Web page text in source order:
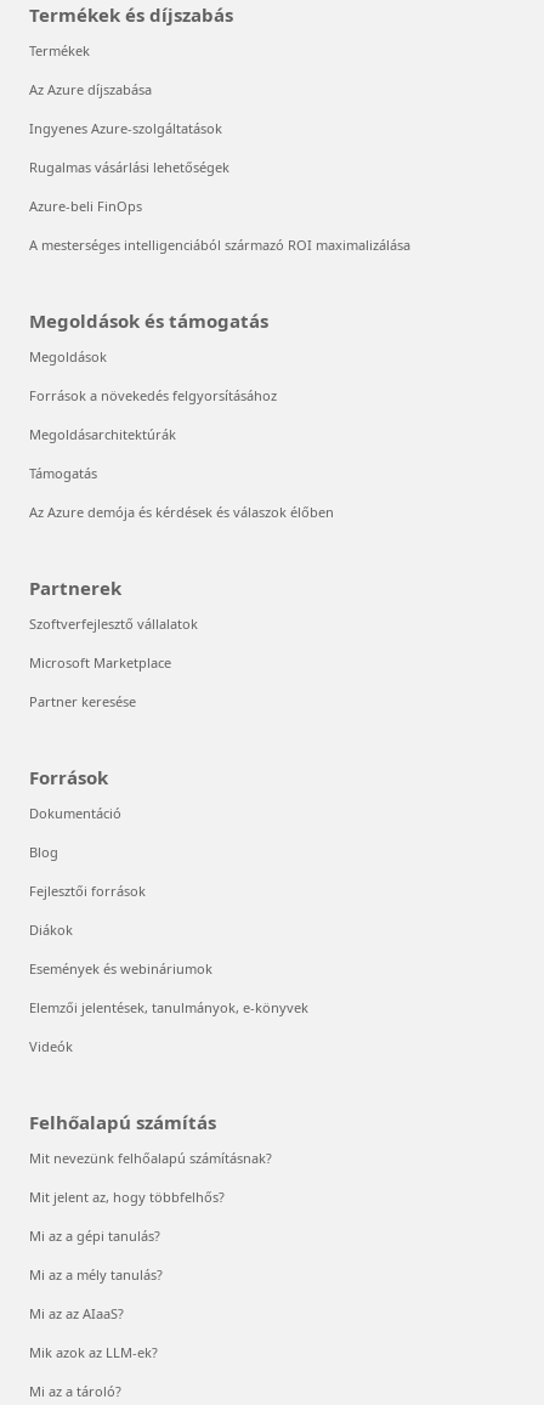
Termékek és díjszabás
Termékek
Az Azure díjszabása
Ingyenes Azure-szolgáltatások
Rugalmas vásárlási lehetőségek
Azure-beli FinOps
A mesterséges intelligenciából származó ROI maximalizálása
Megoldások és támogatás
Megoldások
Források a növekedés felgyorsításához
Megoldásarchitektúrák
Támogatás
Az Azure demója és kérdések és válaszok élőben
Partnerek
Szoftverfejlesztő vállalatok
Microsoft Marketplace
Partner keresése
Források
Dokumentáció
Blog
Fejlesztői források
Diákok
Események és webináriumok
Elemzői jelentések, tanulmányok, e-könyvek
Videók
Felhőalapú számítás
Mit nevezünk felhőalapú számításnak?
Mit jelent az, hogy többfelhős?
Mi az a gépi tanulás?
Mi az a mély tanulás?
Mi az az AIaaS?
Mik azok az LLM-ek?
Mi az a tároló?